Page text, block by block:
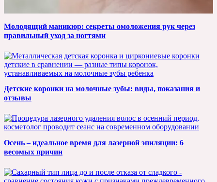
Молодящий маникюр: секреты омоложения рук через
правильный уход за ногтями
Детские коронки на молочные зубы: виды, показания и
отзывы
Осень – идеальное время для лазерной эпиляции: 6
весомых причин